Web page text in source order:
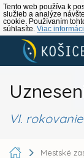
Tento web používa k
služieb a analýze
cookie. Používaním
súhlasíte. Viac
VI. rokovanie
Mestské